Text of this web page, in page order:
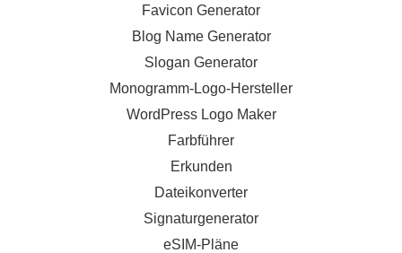
Favicon Generator
Blog Name Generator
Slogan Generator
Monogramm-Logo-Hersteller
WordPress Logo Maker
Farbführer
Erkunden
Dateikonverter
Signaturgenerator
eSIM-Pläne